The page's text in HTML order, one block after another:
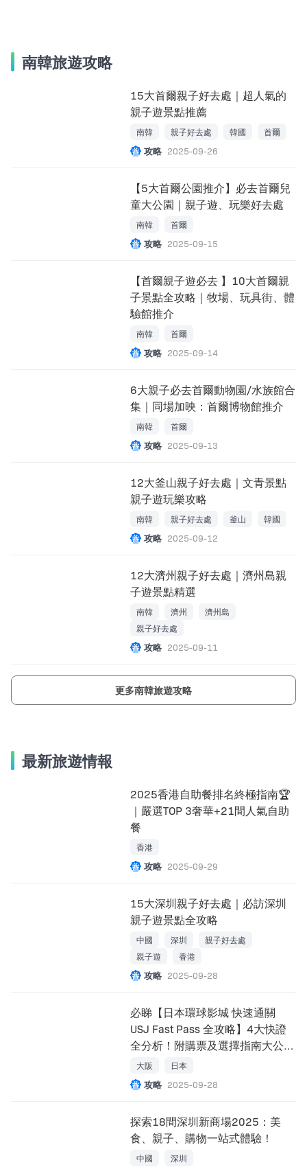
南韓旅遊攻略
15大首爾親子好去處｜超人氣的
親子遊景點推薦
南韓 親子好去處 韓國 首爾
攻略 2025-09-26
【5大首爾公園推介】必去首爾兒
童大公園｜親子遊、玩樂好去處
南韓 首爾
攻略 2025-09-15
【首爾親子遊必去 】10大首爾親
子景點全攻略｜牧場、玩具街、體
驗館推介
南韓 首爾
攻略 2025-09-14
6大親子必去首爾動物園/水族館合
集｜同場加映：首爾博物館推介
南韓 首爾
攻略 2025-09-13
12大釜山親子好去處｜文青景點
親子遊玩樂攻略
南韓 親子好去處 釜山 韓國
攻略 2025-09-12
12大濟州親子好去處｜濟州島親
子遊景點精選
南韓 濟州
濟州島
親子好去處
攻略 2025-09-11
更多南韓旅遊攻略
最新旅遊情報
2025香港自助餐排名終極指南🏆
｜嚴選TOP 3奢華+21間人氣自助
餐
香港
攻略 2025-09-29
15大深圳親子好去處｜必訪深圳
親子遊景點全攻略
中國 深圳
親子好去處
親子遊
香港
攻略 2025-09-28
必睇【日本環球影城 快速通關
USJ Fast Pass 全攻略】4大快證
全分析！附購票及選擇指南大公
開！
大阪 日本
攻略 2025-09-28
探索18間深圳新商場2025：美
食、親子、購物一站式體驗！
中國 深圳